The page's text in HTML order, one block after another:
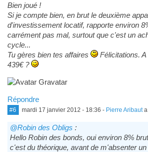
Bien joué !
Si je compte bien, en brut le deuxième
d'investissement locatif, rapporte environ
carrément pas mal, surtout que c'est un
cycle...
Tu gères bien tes affaires
Félicitations. A
439€ ?
Répondre
#6 mardi 17 janvier 2012 - 18:36 - Pierre Aribauta
@Robin des Obligs :
Hello Robin des bonds, oui environ 8%
c'est du théorique, avant de m'absenter